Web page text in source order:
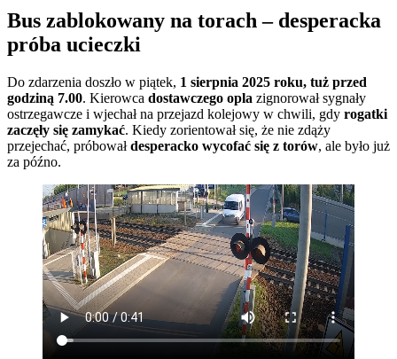
Bus zablokowany na torach – desperacka
próba ucieczki
Do zdarzenia doszło w piątek, 1 sierpnia 2025 roku, tuż przed
godziną 7.00. Kierowca dostawczego opla zignorował sygnały
ostrzegawcze i wjechał na przejazd kolejowy w chwili, gdy rogatki
zaczęły się zamykać. Kiedy zorientował się, że nie zdąży
przejechać, próbowałdesperacko wycofać się z torów, ale było już
za późno.